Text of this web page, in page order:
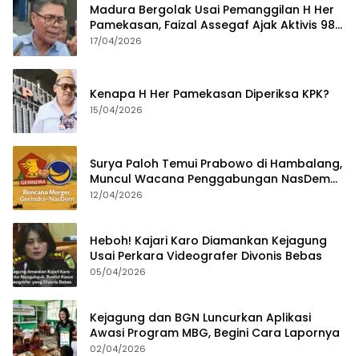
Madura Bergolak Usai Pemanggilan H Her
Pamekasan, Faizal Assegaf Ajak Aktivis 98
Bongkar Permainan KPK
17/04/2026
Kenapa H Her Pamekasan Diperiksa KPK?
15/04/2026
Surya Paloh Temui Prabowo di Hambalang,
Muncul Wacana Penggabungan NasDem
dan Gerindra
12/04/2026
Heboh! Kajari Karo Diamankan Kejagung
Usai Perkara Videografer Divonis Bebas
05/04/2026
Kejagung dan BGN Luncurkan Aplikasi
Awasi Program MBG, Begini Cara Lapornya
02/04/2026